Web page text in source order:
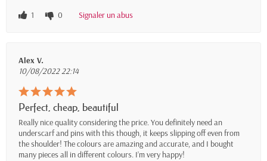
1
0 Signaler un abus
Alex V.
10/08/2022 22:14
Perfect, cheap, beautiful
Really nice quality considering the price. You definitely need an
underscarf and pins with this though, it keeps slipping off even from
the shoulder! The colours are amazing and accurate, and I bought
many pieces all in different colours. I’m very happy!